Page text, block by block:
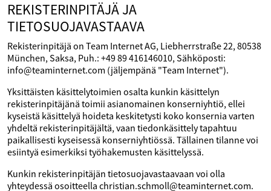
REKISTERINPITÄJÄ JA
TIETOSUOJAVASTAAVA
Rekisterinpitäjä on Team Internet AG, Liebherrstraße 22, 80538
München, Saksa, Puh.: +49 89 416146010, Sähköposti:
info@teaminternet.com (jäljempänä "Team Internet").
Yksittäisten käsittelytoimien osalta kunkin käsittelyn
rekisterinpitäjänä toimii asianomainen konserniyhtiö, ellei
kyseistä käsittelyä hoideta keskitetysti koko konsernia varten
yhdeltä rekisterinpitäjältä, vaan tiedonkäsittely tapahtuu
paikallisesti kyseisessä konserniyhtiössä. Tällainen tilanne voi
esiintyä esimerkiksi työhakemusten käsittelyssä.
Kunkin rekisterinpitäjän tietosuojavastaavaan voi olla
yhteydessä osoitteella christian.schmoll@teaminternet.com.